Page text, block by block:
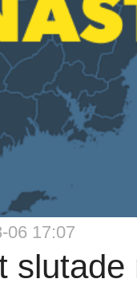
06 17:07